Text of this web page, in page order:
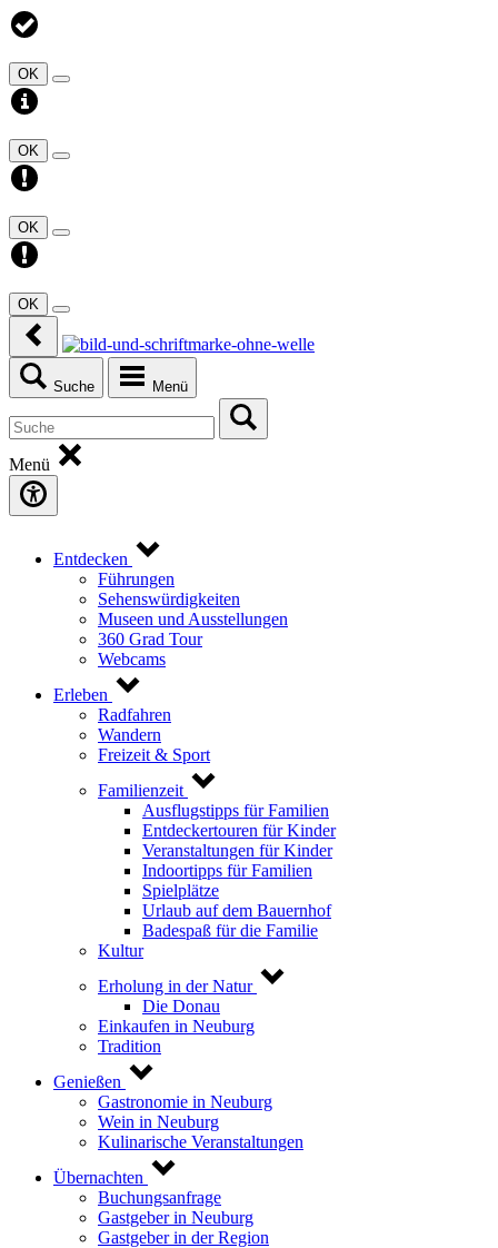
OK
OK
OK
OK
Suche Menü
Menü
Entdecken
Führungen
Sehenswürdigkeiten
Museen und Ausstellungen
360 Grad Tour
Webcams
Erleben
Radfahren
Wandern
Freizeit & Sport
Familienzeit
Ausflugstipps für Familien
Entdeckertouren für Kinder
Veranstaltungen für Kinder
Indoortipps für Familien
Spielplätze
Urlaub auf dem Bauernhof
Badespaß für die Familie
Kultur
Erholung in der Natur
Die Donau
Einkaufen in Neuburg
Tradition
Genießen
Gastronomie in Neuburg
Wein in Neuburg
Kulinarische Veranstaltungen
Übernachten
Buchungsanfrage
Gastgeber in Neuburg
Gastgeber in der Region